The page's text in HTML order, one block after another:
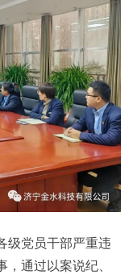
级党员干部严重违
通过以案说纪、